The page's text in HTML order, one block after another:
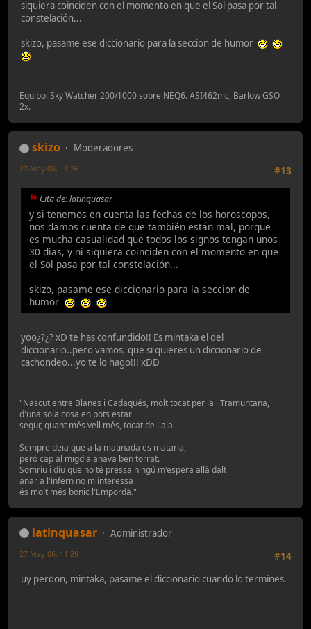
siquiera coinciden con el momento en que el Sol pasa por tal
constelación...
skizo, pasame ese diccionario para la seccion de humor
Equipo: Sky Watcher 200/1000 sobre NEQ6. ASI462mc, Barlow GSO
2x.
skizo
Moderadores
#13
27-May-06, 11:26
Cita de: latinquasar
y si tenemos en cuenta las fechas de los horoscopos,
nos damos cuenta de que también están mal, porque
es mucha casualidad que todos los signos tengan unos
30 dias, y ni siquiera coinciden con el momento en que
el Sol pasa por tal constelación...
skizo, pasame ese diccionario para la seccion de
humor
yoo¿?¿? xD te has confundido!! Es mintaka el del
diccionario..pero vamos, que si quieres un diccionario de
cachondeo...yo te lo hago!!! xDD
"Nascut entre Blanes i Cadaqués, molt tocat per la Tramuntana,
d'una sola cosa en pots estar
segur, quant més vell més, tocat de l'ala.
Sempre deia que a la matinada es mataria,
però cap al migdia anava ben torrat.
Somriu i diu que no té pressa ningú m'espera allà dalt
anar a l'infern no m'interessa
és molt més bonic l'Empordà."
latinquasar
Administrador
#14
27-May-06, 11:29
uy perdon, mintaka, pasame el diccionario cuando lo termines.